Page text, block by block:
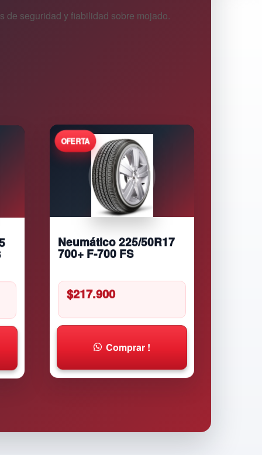
de seguridad y fiabilidad sobre mojado.
Neumático 225/50R17
700+ F-700 FS
$217.900
Comprar !